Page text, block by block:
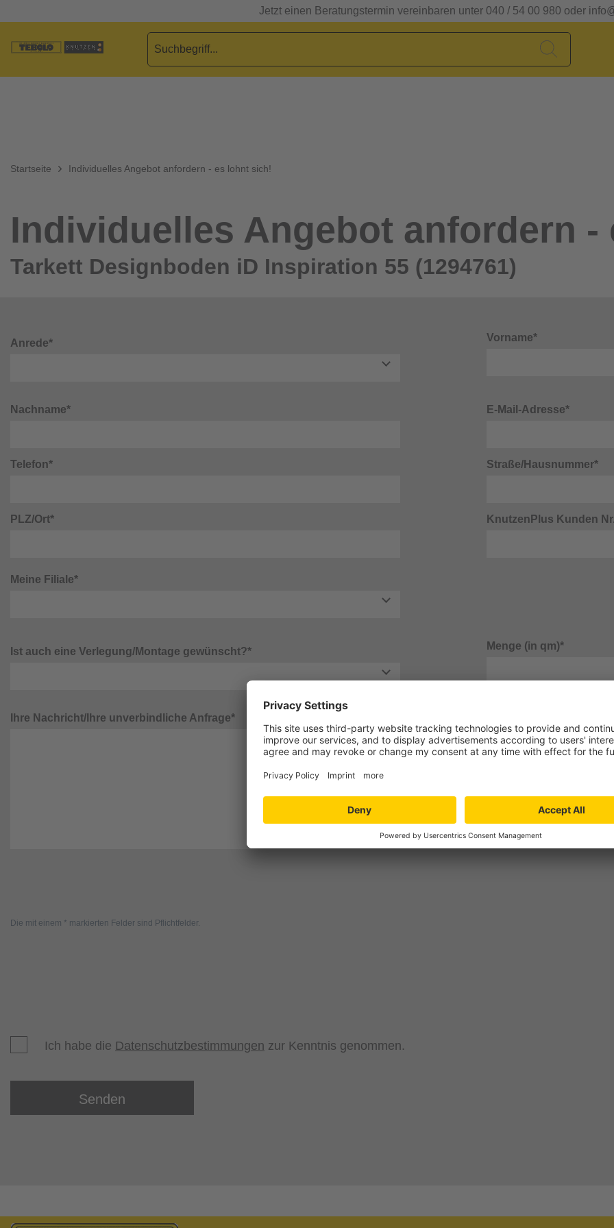
Jetzt einen Beratungstermin vereinbaren unter 040 / 54 00 980 oder
Startseite Individuelles Angebot anfordern - es lohnt sich!
Individuelles Angebot anfordern
Tarkett Designboden iD Inspiration 55 (1294761)
Anrede* Vorname*
Nachname* E-Mail-Adresse*
Telefon* Straße/Hausnummer*
PLZ/Ort* KnutzenPlus Kunden
Meine Filiale*
Ist auch eine Verlegung/Montage gewünscht?* Menge (in qm)*
Ihre Nachricht/Ihre unverbindliche Anfrage*
Die mit einem * markierten Felder sind Pflichtfelder.
Ich habe die Datenschutzbestimmungen zur Kenntnis genommen.
Senden